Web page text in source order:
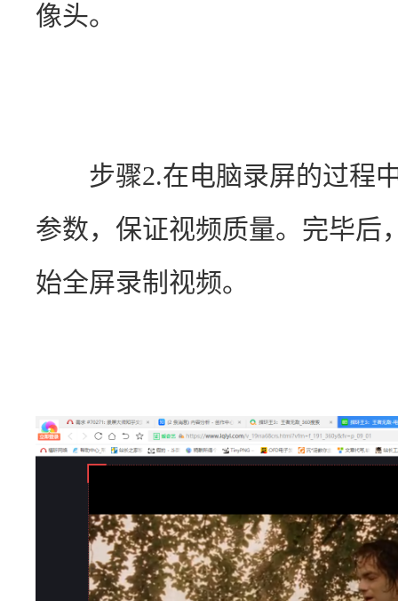
像头。
步骤2.在电脑录屏的过程中
参数，保证视频质量。完毕后
始全屏录制视频。